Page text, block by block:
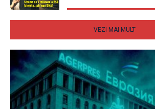
VEZI MAI MULT